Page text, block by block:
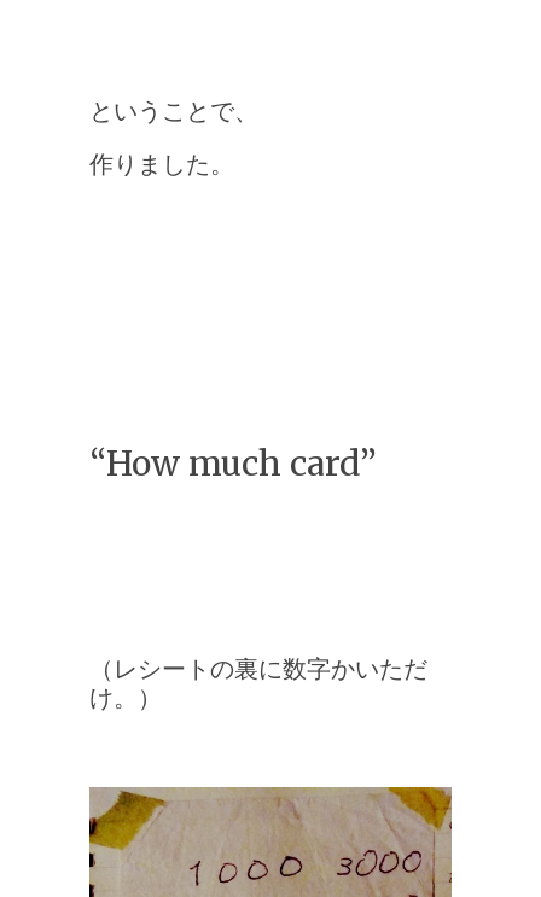
ということで、
作りました。
“How much card”
（レシートの裏に数字かいただ
け。）